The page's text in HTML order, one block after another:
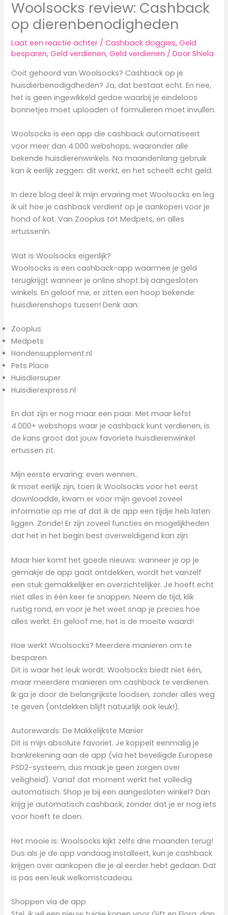
Woolsocks review: Cashback
op dierenbenodigheden
Laat een reactie achter /Cashback doggies,Geld
besparen,Geld verdienen,Geld verdienen / DoorShiela
Ooit gehoord van Woolsocks? Cashback op je
huisdierbenodigdheden? Ja, dat bestaat echt. En nee,
het is geen ingewikkeld gedoe waarbij je eindeloos
bonnetjes moet uploaden of formulieren moet invullen.
Woolsocks is een app die cashback automatiseert
voor meer dan 4.000 webshops, waaronder alle
bekende huisdierenwinkels. Na maandenlang gebruik
kan ik eerlijk zeggen: dit werkt, en het scheelt echt geld.
In deze blog deel ik mijn ervaring met Woolsocks en leg
ik uit hoe je cashback verdient op je aankopen voor je
hond of kat. Van Zooplus tot Medpets, en alles
ertussenin.
Wat is Woolsocks eigenlijk?
Woolsocks is een cashback-app waarmee je geld
terugkrijgt wanneer je online shopt bij aangesloten
winkels. En geloof me, er zitten een hoop bekende
huisdierenshops tussen! Denk aan:
Zooplus
Medpets
Hondensupplement.nl
Pets Place
Huisdiersuper
Huisdierexpress.nl
En dat zijn er nog maar een paar. Met maar liefst
4.000+ webshops waar je cashback kunt verdienen, is
de kans groot dat jouw favoriete huisdierenwinkel
ertussen zit.
Mijn eerste ervaring: even wennen..
Ik moet eerlijk zijn, toen ik Woolsocks voor het eerst
downloadde, kwam er voor mijn gevoel zoveel
informatie op me af dat ik de app een tijdje heb laten
liggen. Zonde! Er zijn zoveel functies en mogelijkheden
dat het in het begin best overweldigend kan zijn.
Maar hier komt het goede nieuws: wanneer je op je
gemakje de app gaat ontdekken, wordt het vanzelf
een stuk gemakkelijker en overzichtelijker. Je hoeft echt
niet alles in één keer te snappen. Neem de tijd, klik
rustig rond, en voor je het weet snap je precies hoe
alles werkt. En geloof me, het is de moeite waard!
Hoe werkt Woolsocks? Meerdere manieren om te
besparen
Dit is waar het leuk wordt: Woolsocks biedt niet één,
maar meerdere manieren om cashback te verdienen.
Ik ga je door de belangrijkste loodsen, zonder alles weg
te geven (ontdekken blijft natuurlijk ook leuk!).
Autorewards: De Makkelijkste Manier
Dit is mijn absolute favoriet. Je koppelt eenmalig je
bankrekening aan de app (via het beveiligde Europese
PSD2-systeem, dus maak je geen zorgen over
veiligheid). Vanaf dat moment werkt het volledig
automatisch. Shop je bij een aangesloten winkel? Dan
krijg je automatisch cashback, zonder dat je er nog iets
voor hoeft te doen.
Het mooie is: Woolsocks kijkt zelfs drie maanden terug!
Dus als je de app vandaag installeert, kun je cashback
krijgen over aankopen die je al eerder hebt gedaan. Dat
is pas een leuk welkomstcadeau.
Shoppen via de app